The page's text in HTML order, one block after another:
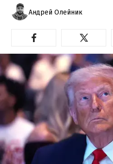
Андрей Олейник